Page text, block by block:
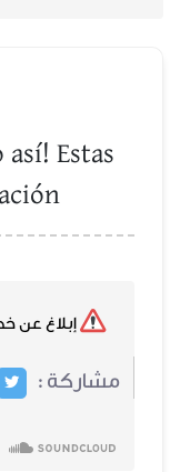
así! Estas
مشاركة :